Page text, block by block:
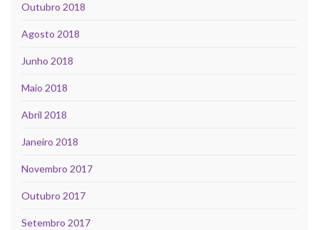
Outubro 2018
Agosto 2018
Junho 2018
Maio 2018
Abril 2018
Janeiro 2018
Novembro 2017
Outubro 2017
Setembro 2017